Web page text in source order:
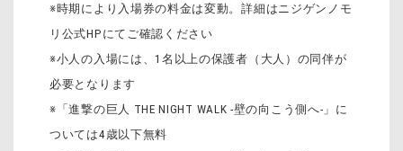
※時期により入場券の料金は変動。詳細はニジゲンノモ
リ公式HPにてご確認ください
※小人の入場には、1名以上の保護者（大人）の同伴が
必要となります
※「進撃の巨人 THE NIGHT WALK -壁の向こう側へ-」に
ついては4歳以下無料